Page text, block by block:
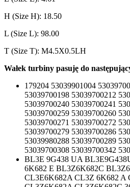
H (Size H): 18.50
L (Size L): 98.00
T (Size T): M4.5X0.5LH
Wałek turbiny pasuję do
179204 53039901004
53039700198 53039700212
53039700240 53039700241
53039700259 53039700260
53039700271 53039700272
53039700279 53039700286
53039980288 53039700289
53039700308 53039700342
BL3E 9G438 UA
6K682 E BL3Z6K682C
CL3E6K682A CL3Z 6K682 A